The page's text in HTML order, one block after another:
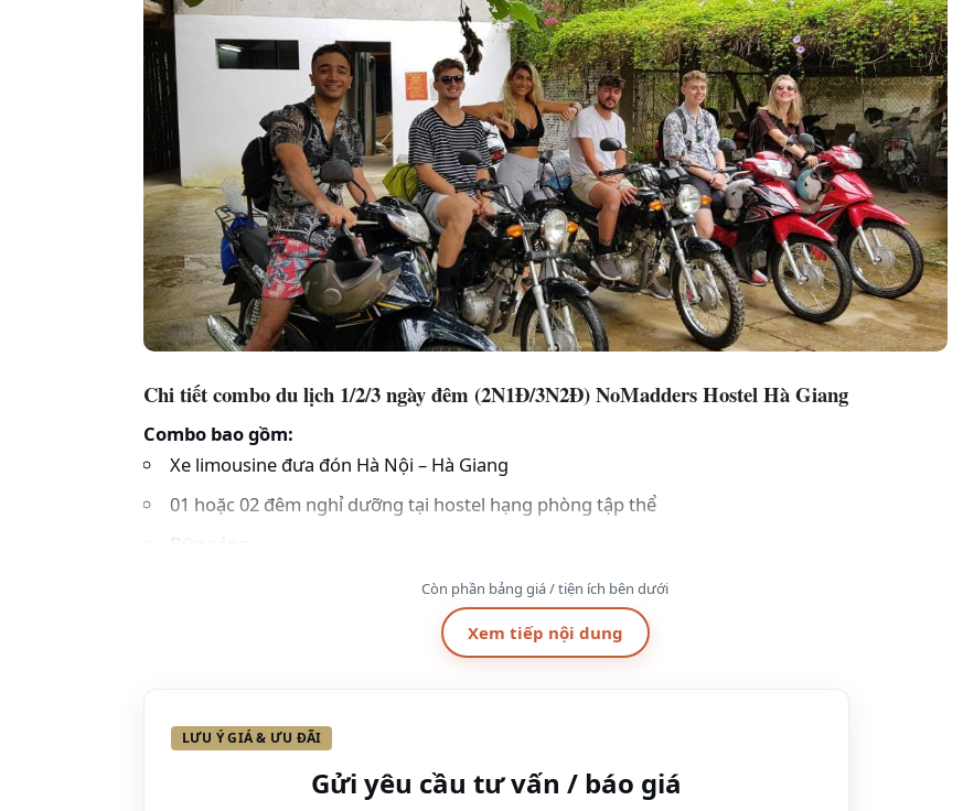
Chi tiết combo du lịch 1/2/3 ngày đêm (2N1Đ/3N2Đ) NoMadders Hostel Hà Giang
Combo bao gồm:
Xe limousine đưa đón Hà Nội – Hà Giang
01 hoặc 02 đêm nghỉ dưỡng tại hostel hạng phòng tập thể
Bữa sáng
Các chi phí khác
chỉ từ 760.000/người/2N1Đ – 920.000/người/3N2Đ
Còn phần bảng giá / tiện ích bên dưới
Xem tiếp nội dung
LƯU Ý GIÁ & ƯU ĐÃI
Gửi yêu cầu tư vấn / báo giá